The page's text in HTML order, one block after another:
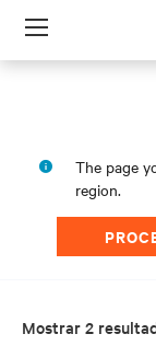
Menu
The page
region.
Mostrar 2